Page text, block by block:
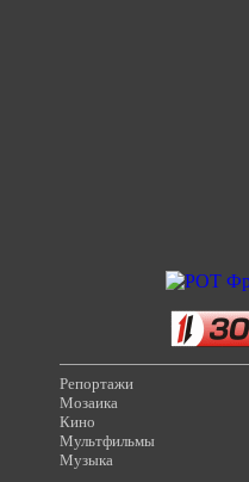
Репортажи
Мозаика
Кино
Мультфильмы
Музыка